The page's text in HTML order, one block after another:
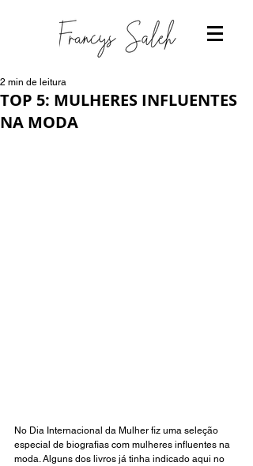
TOP 5: MULHERES INFLUENTES
NA MODA
2 min de leitura
No Dia Internacional da Mulher fiz uma seleção
especial de biografias com mulheres influentes na
moda. Alguns dos livros já tinha indicado aqui no